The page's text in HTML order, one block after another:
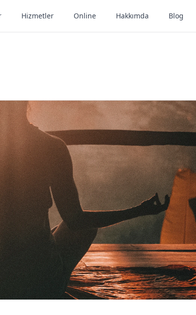
Hizmetler Online Hakkımda Blog